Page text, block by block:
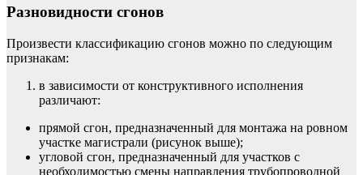
Разновидности сгонов
Произвести классификацию сгонов можно по следующим
признакам:
в зависимости от конструктивного исполнения
различают:
прямой сгон, предназначенный для монтажа на ровном
участке магистрали (рисунок выше);
угловой сгон, предназначенный для участков с
необходимостью смены направления трубопроводной